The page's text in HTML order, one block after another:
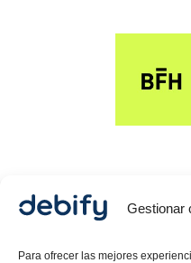
Gestionar
Para ofrecer las mejores
© 2024 Debify –